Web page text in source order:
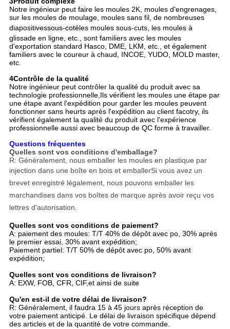
Notre ingénieur peut faire les moules 2K, moules d'engrenages,
sur les moules de moulage, moules sans fil, de nombreuses
diapositivessous-cotéles moules sous-cuts, les moules à
glissade en ligne, etc., sont familiers avec les moules
d'exportation standard Hasco, DME, LKM, etc., et également
familiers avec le coureur à chaud, INCOE, YUDO, MOLD master,
etc.
4Contrôle de la qualité
Notre ingénieur peut contrôler la qualité du produit avec sa
technologie professionnelle,Ils vérifient les moules une étape par
une étape avant l'expédition pour garder les moules peuvent
fonctionner sans heurts après l'expédition au client facotry, ils
vérifient également la qualité du produit avec l'expérience
professionnelle aussi avec beaucoup de QC forme à travailler.
Questions fréquentes
Quelles sont vos conditions d'emballage?
R: Généralement, nous emballer les moules en plastique par
injection dans une boîte en bois et emballerSi vous avez un
brevet enregistré légalement, nous pouvons emballer les
marchandises dans vos boîtes de marque après avoir reçu vos
lettres d'autorisation.
Quelles sont vos conditions de paiement?
A: paiement des moules: T/T 40% de dépôt avec po, 30% après
le premier essai, 30% avant expédition;
Paiement partiel: T/T 50% de dépôt avec po, 50% avant
expédition;
Quelles sont vos conditions de livraison?
A: EXW, FOB, CFR, CIF,et ainsi de suite
Qu'en est-il de votre délai de livraison?
R: Généralement, il faudra 15 à 45 jours après réception de
votre paiement anticipé. Le délai de livraison spécifique dépend
des articles et de la quantité de votre commande.